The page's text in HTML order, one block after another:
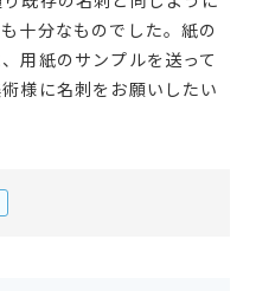
十分なものでした。紙の
用紙のサンプルを送って
様に名刺をお願いしたい